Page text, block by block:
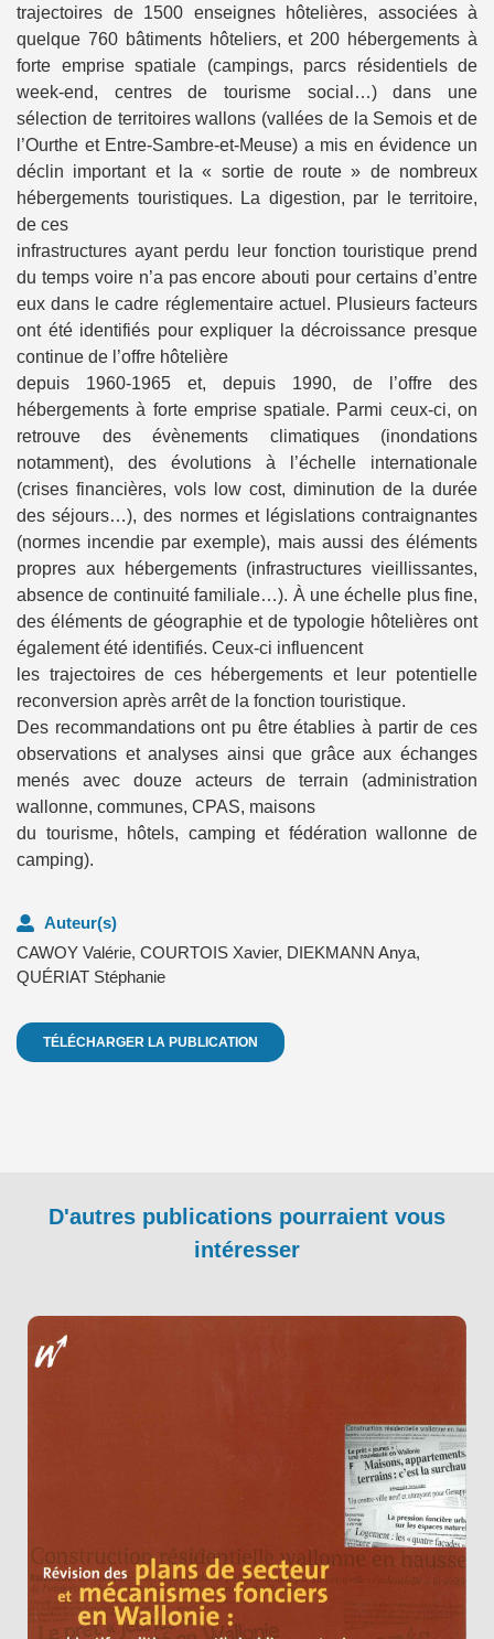
trajectoires de 1500 enseignes hôtelières, associées à
quelque 760 bâtiments hôteliers, et 200 hébergements à
forte emprise spatiale (campings, parcs résidentiels de
week-end, centres de tourisme social…) dans une
sélection de territoires wallons (vallées de la Semois et de
l’Ourthe et Entre-Sambre-et-Meuse) a mis en évidence un
déclin important et la « sortie de route » de nombreux
hébergements touristiques. La digestion, par le territoire,
de ces
infrastructures ayant perdu leur fonction touristique prend
du temps voire n’a pas encore abouti pour certains d’entre
eux dans le cadre réglementaire actuel. Plusieurs facteurs
ont été identifiés pour expliquer la décroissance presque
continue de l’offre hôtelière
depuis 1960-1965 et, depuis 1990, de l’offre des
hébergements à forte emprise spatiale. Parmi ceux-ci, on
retrouve des évènements climatiques (inondations
notamment), des évolutions à l’échelle internationale
(crises financières, vols low cost, diminution de la durée
des séjours…), des normes et législations contraignantes
(normes incendie par exemple), mais aussi des éléments
propres aux hébergements (infrastructures vieillissantes,
absence de continuité familiale…). À une échelle plus fine,
des éléments de géographie et de typologie hôtelières ont
également été identifiés. Ceux-ci influencent
les trajectoires de ces hébergements et leur potentielle
reconversion après arrêt de la fonction touristique.
Des recommandations ont pu être établies à partir de ces
observations et analyses ainsi que grâce aux échanges
menés avec douze acteurs de terrain (administration
wallonne, communes, CPAS, maisons
du tourisme, hôtels, camping et fédération wallonne de
camping).
Auteur(s)
CAWOY Valérie, COURTOIS Xavier, DIEKMANN Anya,
QUÉRIAT Stéphanie
TÉLÉCHARGER LA PUBLICATION
D'autres publications pourraient vous
intéresser